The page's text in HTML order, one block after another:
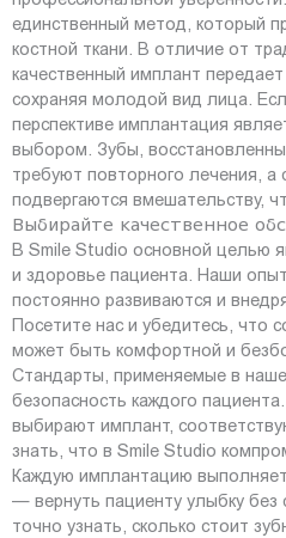
единственный метод, который
костной ткани. В отличие от
качественный имплант
сохраняя молодой вид лица.
перспективе имплантация
выбором. Зубы,
требуют повторного лечения, а
подвергаются вмешательству,
Выбирайте качественное
В Smile Studio основной целью
и здоровье пациента. Наши
постоянно развиваются и
Посетите нас и убедитесь, что
может быть комфортной и
Стандарты, применяемые в
безопасность каждого
выбирают имплант,
знать, что в Smile Studio
Каждую имплантацию
— вернуть пациенту улыбку
точно узнать, сколько стоит